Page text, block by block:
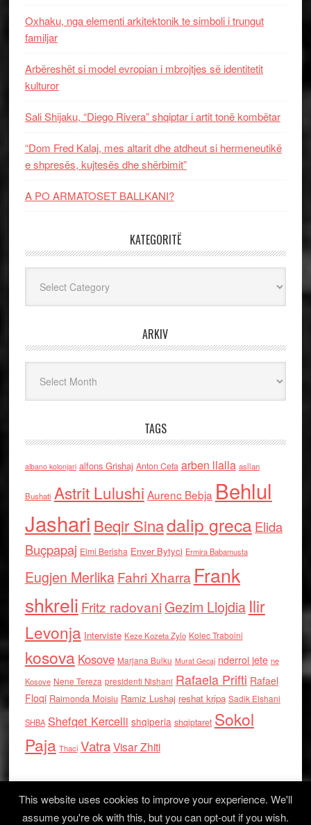
Oxhaku, nga elementi arkitektonik te simboli i trungut
familjar
Arbëreshët si model evropian i mbrojtjes së identitetit
kulturor
Sali Shijaku, “Diego Rivera” shqiptar i artit tonë kombëtar
“Dom Fred Kalaj, mes altarit dhe atdheut si hermeneutikë
e shpresës, kujtesës dhe shërbimit”
A PO ARMATOSET BALLKANI?
KATEGORITË
ARKIV
TAGS
albano kolonjari alfons Grishaj Anton Cefa arben llalla asllan
Bushati Astrit Lulushi Aurenc Bebja Behlul
Jashari Beqir Sinadalip grecaElida
Buçpapaj Elmi Berisha Enver Bytyci Ermira Babamusta
Eugjen MerlikaFahri Xharra Frank
shkreli Fritz radovaniGezim Llojdia Ilir
Levonja Interviste Keze Kozeta Zylo Kolec Traboini
kosova Kosove Marjana Bulku Murat Gecaj nderroi jete ne
Kosove Nene Tereza presidenti Nishani Rafaela Prifti Rafael
Floqi Raimonda Moisiu Ramiz Lushaj reshat kripa Sadik Elshani
SHBA Shefqet Kercelli shqiperia shqiptaret Sokol
Paja Thaci VatraVisar Zhiti
This website uses cookies to improve your experience. We'll
assume you're ok with this, but you can opt-out if you wish.